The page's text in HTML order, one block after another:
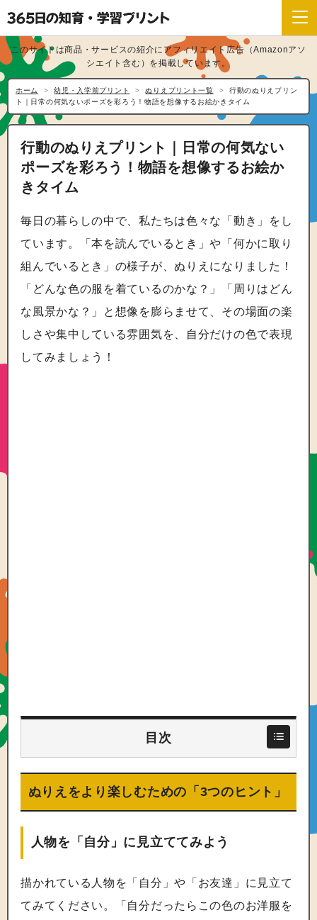
このサイトは商品・サービスの紹介にアフィリエイト広告（Amazonアソ
シエイト含む）を掲載しています。
ホーム 幼児・入学前プリント ぬりえプリント一覧
行動のぬりえプリン
ト｜日常の何気ないポーズを彩ろう！物語を想像するお絵かきタイム
行動のぬりえプリント｜日常の何気ない
ポーズを彩ろう！物語を想像するお絵か
きタイム
毎日の暮らしの中で、私たちは色々な「動き」をし
ています。「本を読んでいるとき」や「何かに取り
組んでいるとき」の様子が、ぬりえになりました！
「どんな色の服を着ているのかな？」「周りはどん
な風景かな？」と想像を膨らませて、その場面の楽
しさや集中している雰囲気を、自分だけの色で表現
してみましょう！
目次
ぬりえをより楽しむための「3つのヒント」
人物を「自分」に見立ててみよう
描かれている人物を「自分」や「お友達」に見立て
てみてください。「自分だったらこの色のお洋服を